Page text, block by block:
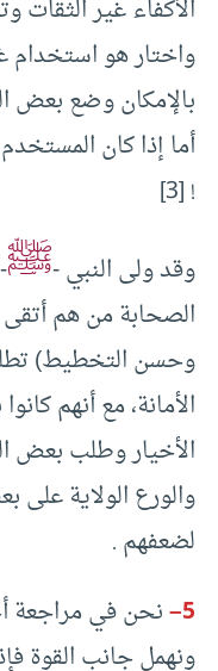
الأكفاء غير الثقات
واختار هو استخدام
بالإمكان وضع بعض
أما إذا كان
! [3]
وقد ولى النبي -ﷺ
الصحابة من هم أتقى
وحسن التخطيط)
الأمانة، مع أنهم
الأخيار وطلب بعض
والورع الولاية
لضعفهم .
5
–نحن في مراجعة
ونهمل جانب القوة